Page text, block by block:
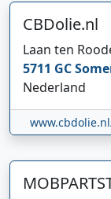
CBDolie.nl
Laan ten
5711 GC
Nederland